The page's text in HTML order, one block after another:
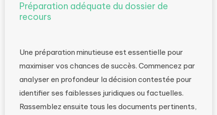
Préparation adéquate du dossier de
recours
Une préparation minutieuse est essentielle pour
maximiser vos chances de succès. Commencez par
analyser en profondeur la décision contestée pour
identifier ses faiblesses juridiques ou factuelles.
Rassemblez ensuite tous les documents pertinents,